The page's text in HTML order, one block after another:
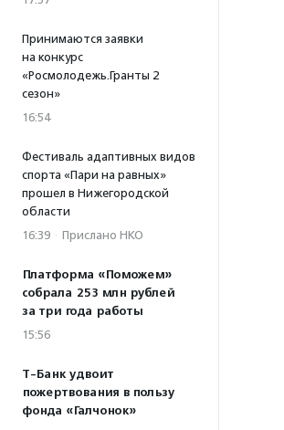
Принимаются заявки
на конкурс
«Росмолодежь.Гранты 2
сезон»
16:54
Фестиваль адаптивных видов
спорта «Пари на равных»
прошел в Нижегородской
области
16:39 · Прислано НКО
Платформа «Поможем»
собрала 253 млн рублей
за три года работы
15:56
Т-Банк удвоит
пожертвования в пользу
фонда «Галчонок»